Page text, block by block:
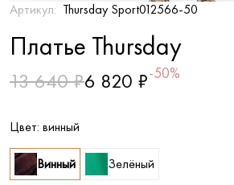
Артикул: Thursday Sport012566-50
Платье Thursday
13 640 ₽6 820 ₽-50%
Цвет: винный
Винный Зелёный